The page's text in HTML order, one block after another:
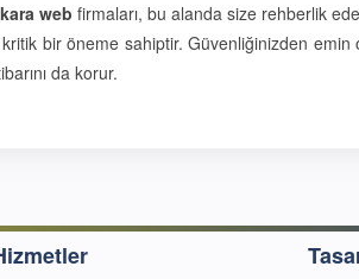
web firmaları, bu alanda size rehberlik
bir öneme sahiptir. Güvenliğinizden
da korur.